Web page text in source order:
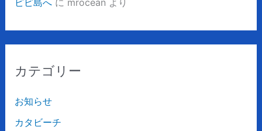
カテゴリー
お知らせ
カタビーチ